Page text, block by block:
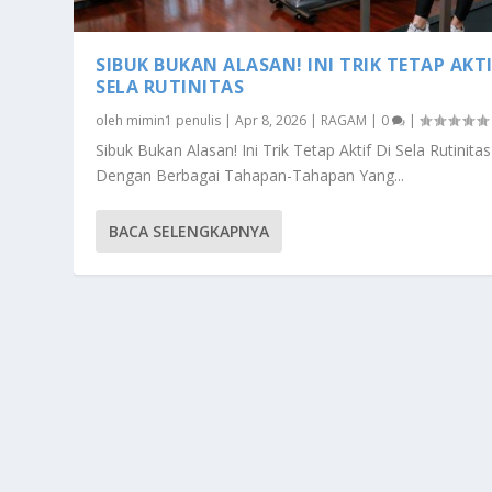
SIBUK BUKAN ALASAN! INI TRIK TETAP
SELA RUTINITAS
oleh mimin1 penulis |Apr 8, 2026 | RAGAM | 0 |
Sibuk Bukan Alasan! Ini Trik Tetap Aktif Di Sela Rutinitas
Dengan Berbagai Tahapan-Tahapan Yang...
BACA SELENGKAPNYA